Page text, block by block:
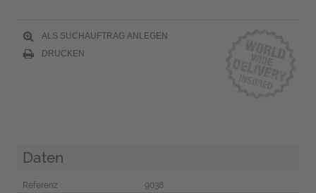
ALS SUCHAUFTRAG ANLEGEN
DRUCKEN
Daten
Referenz
9038